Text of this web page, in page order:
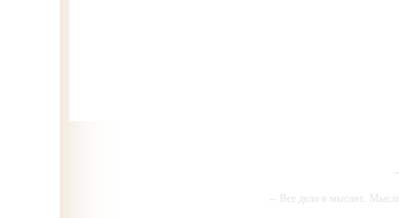
-- Все дело в мыслях.